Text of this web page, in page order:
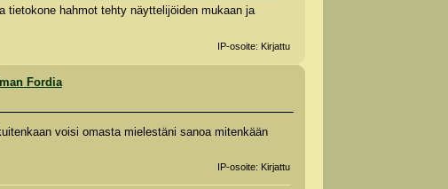
tietokone hahmot tehty näyttelijöiden mukaan ja
IP-osoite: Kirjattu
Fordia
voisi omasta mielestäni sanoa mitenkään
IP-osoite: Kirjattu